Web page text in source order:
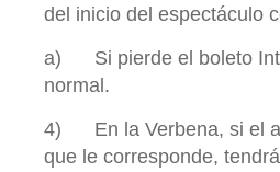
del inicio del espectáculo
a) Si pierde el boleto
normal.
4) En la Verbena, si el
que le corresponde,